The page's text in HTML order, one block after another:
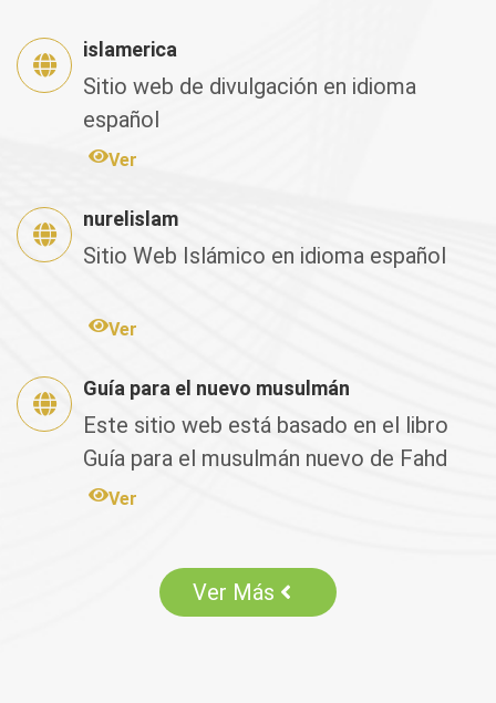
islamerica
Sitio web de divulgación en idioma
español
Ver
nurelislam
Sitio Web Islámico en idioma español
Ver
Guía para el nuevo musulmán
Este sitio web está basado en el libro
Guía para el musulmán nuevo de Fahd
Salem Bahamán, el cual fu...
Ver
Ver Más